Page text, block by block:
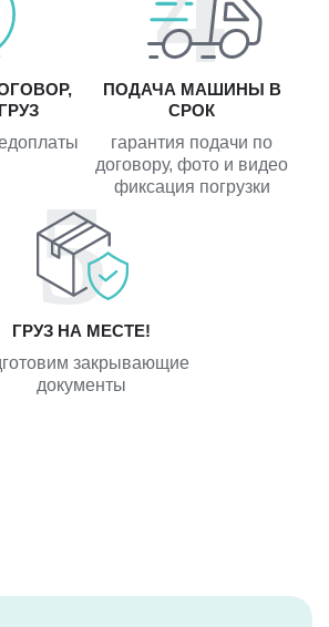
ПОДАЧА МАШИНЫ В
СРОК
гарантия подачи по
договору, фото и видео
фиксация погрузки
ГРУЗ НА МЕСТЕ!
закрывающие
документы